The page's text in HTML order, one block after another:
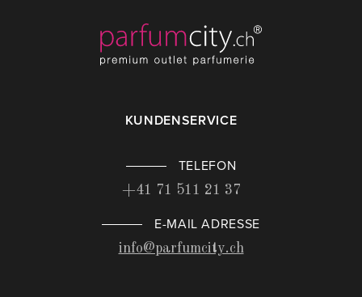
KUNDENSERVICE
TELEFON
+41 71 511 21 37
E-MAIL ADRESSE
info@parfumcity.ch